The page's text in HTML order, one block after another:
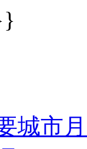
城市